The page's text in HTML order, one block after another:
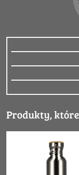
Produkty,